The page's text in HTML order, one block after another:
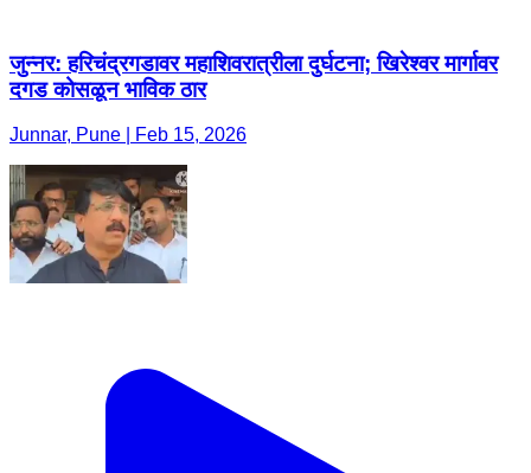
जुन्नर: हरिचंद्रगडावर महाशिवरात्रीला दुर्घटना; खिरेश्वर मार्गावर
दगड कोसळून भाविक ठार
Junnar, Pune | Feb 15, 2026